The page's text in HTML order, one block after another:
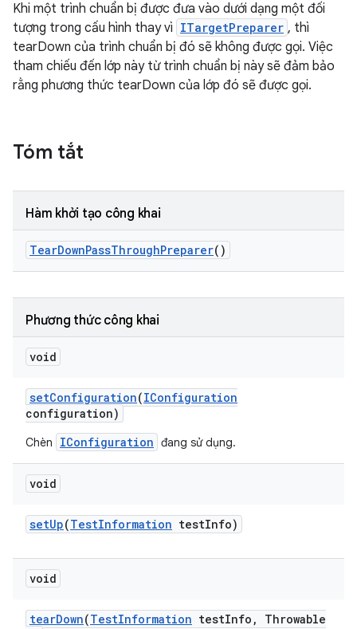
Khi một trình chuẩn bị được đưa vào dưới dạng một đối
tượng trong cấu hình thay vì ITargetPreparer , thì
tearDown của trình chuẩn bị đó sẽ không được gọi. Việc
tham chiếu đến lớp này từ trình chuẩn bị này sẽ đảm bảo
rằng phương thức tearDown của lớp đó sẽ được gọi.
Tóm tắt
Hàm khởi tạo công khai
TearDownPassThroughPreparer()
Phương thức công khai
void
setConfiguration(IConfiguration
configuration)
Chèn IConfiguration đang sử dụng.
void
setUp(TestInformation testInfo)
void
tearDown(TestInformation testInfo ,
Throwable